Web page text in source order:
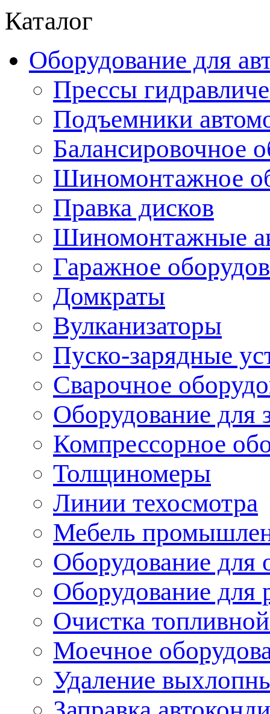
Каталог
Оборудование для
Прессы
Подъемники
Балансировочное
Шиномонтажное
Правка дисков
Шиномонтажные
Гаражное
Домкраты
Вулканизаторы
Пуско-зарядные
Сварочное
Оборудование для
Компрессорное
Толщиномеры
Линии техосмотра
Мебель
Оборудование для
Оборудование для
Очистка
Моечное
Удаление